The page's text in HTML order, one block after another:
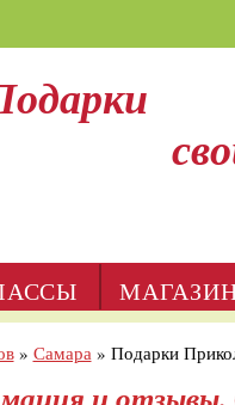
» Самара» Подарки